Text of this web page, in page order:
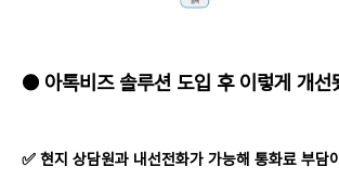
● 아톡비즈 솔루션 도입 후 이렇게 개선
✅ 현지 상담원과 내선전화가 가능해 통화료 부담